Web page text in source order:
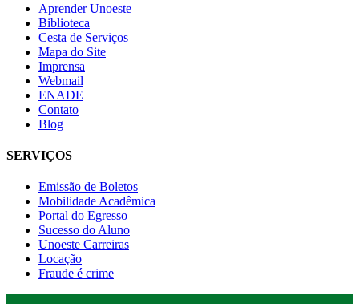
Aprender Unoeste
Biblioteca
Cesta de Serviços
Mapa do Site
Imprensa
Webmail
ENADE
Contato
Blog
SERVIÇOS
Emissão de Boletos
Mobilidade Acadêmica
Portal do Egresso
Sucesso do Aluno
Unoeste Carreiras
Locação
Fraude é crime